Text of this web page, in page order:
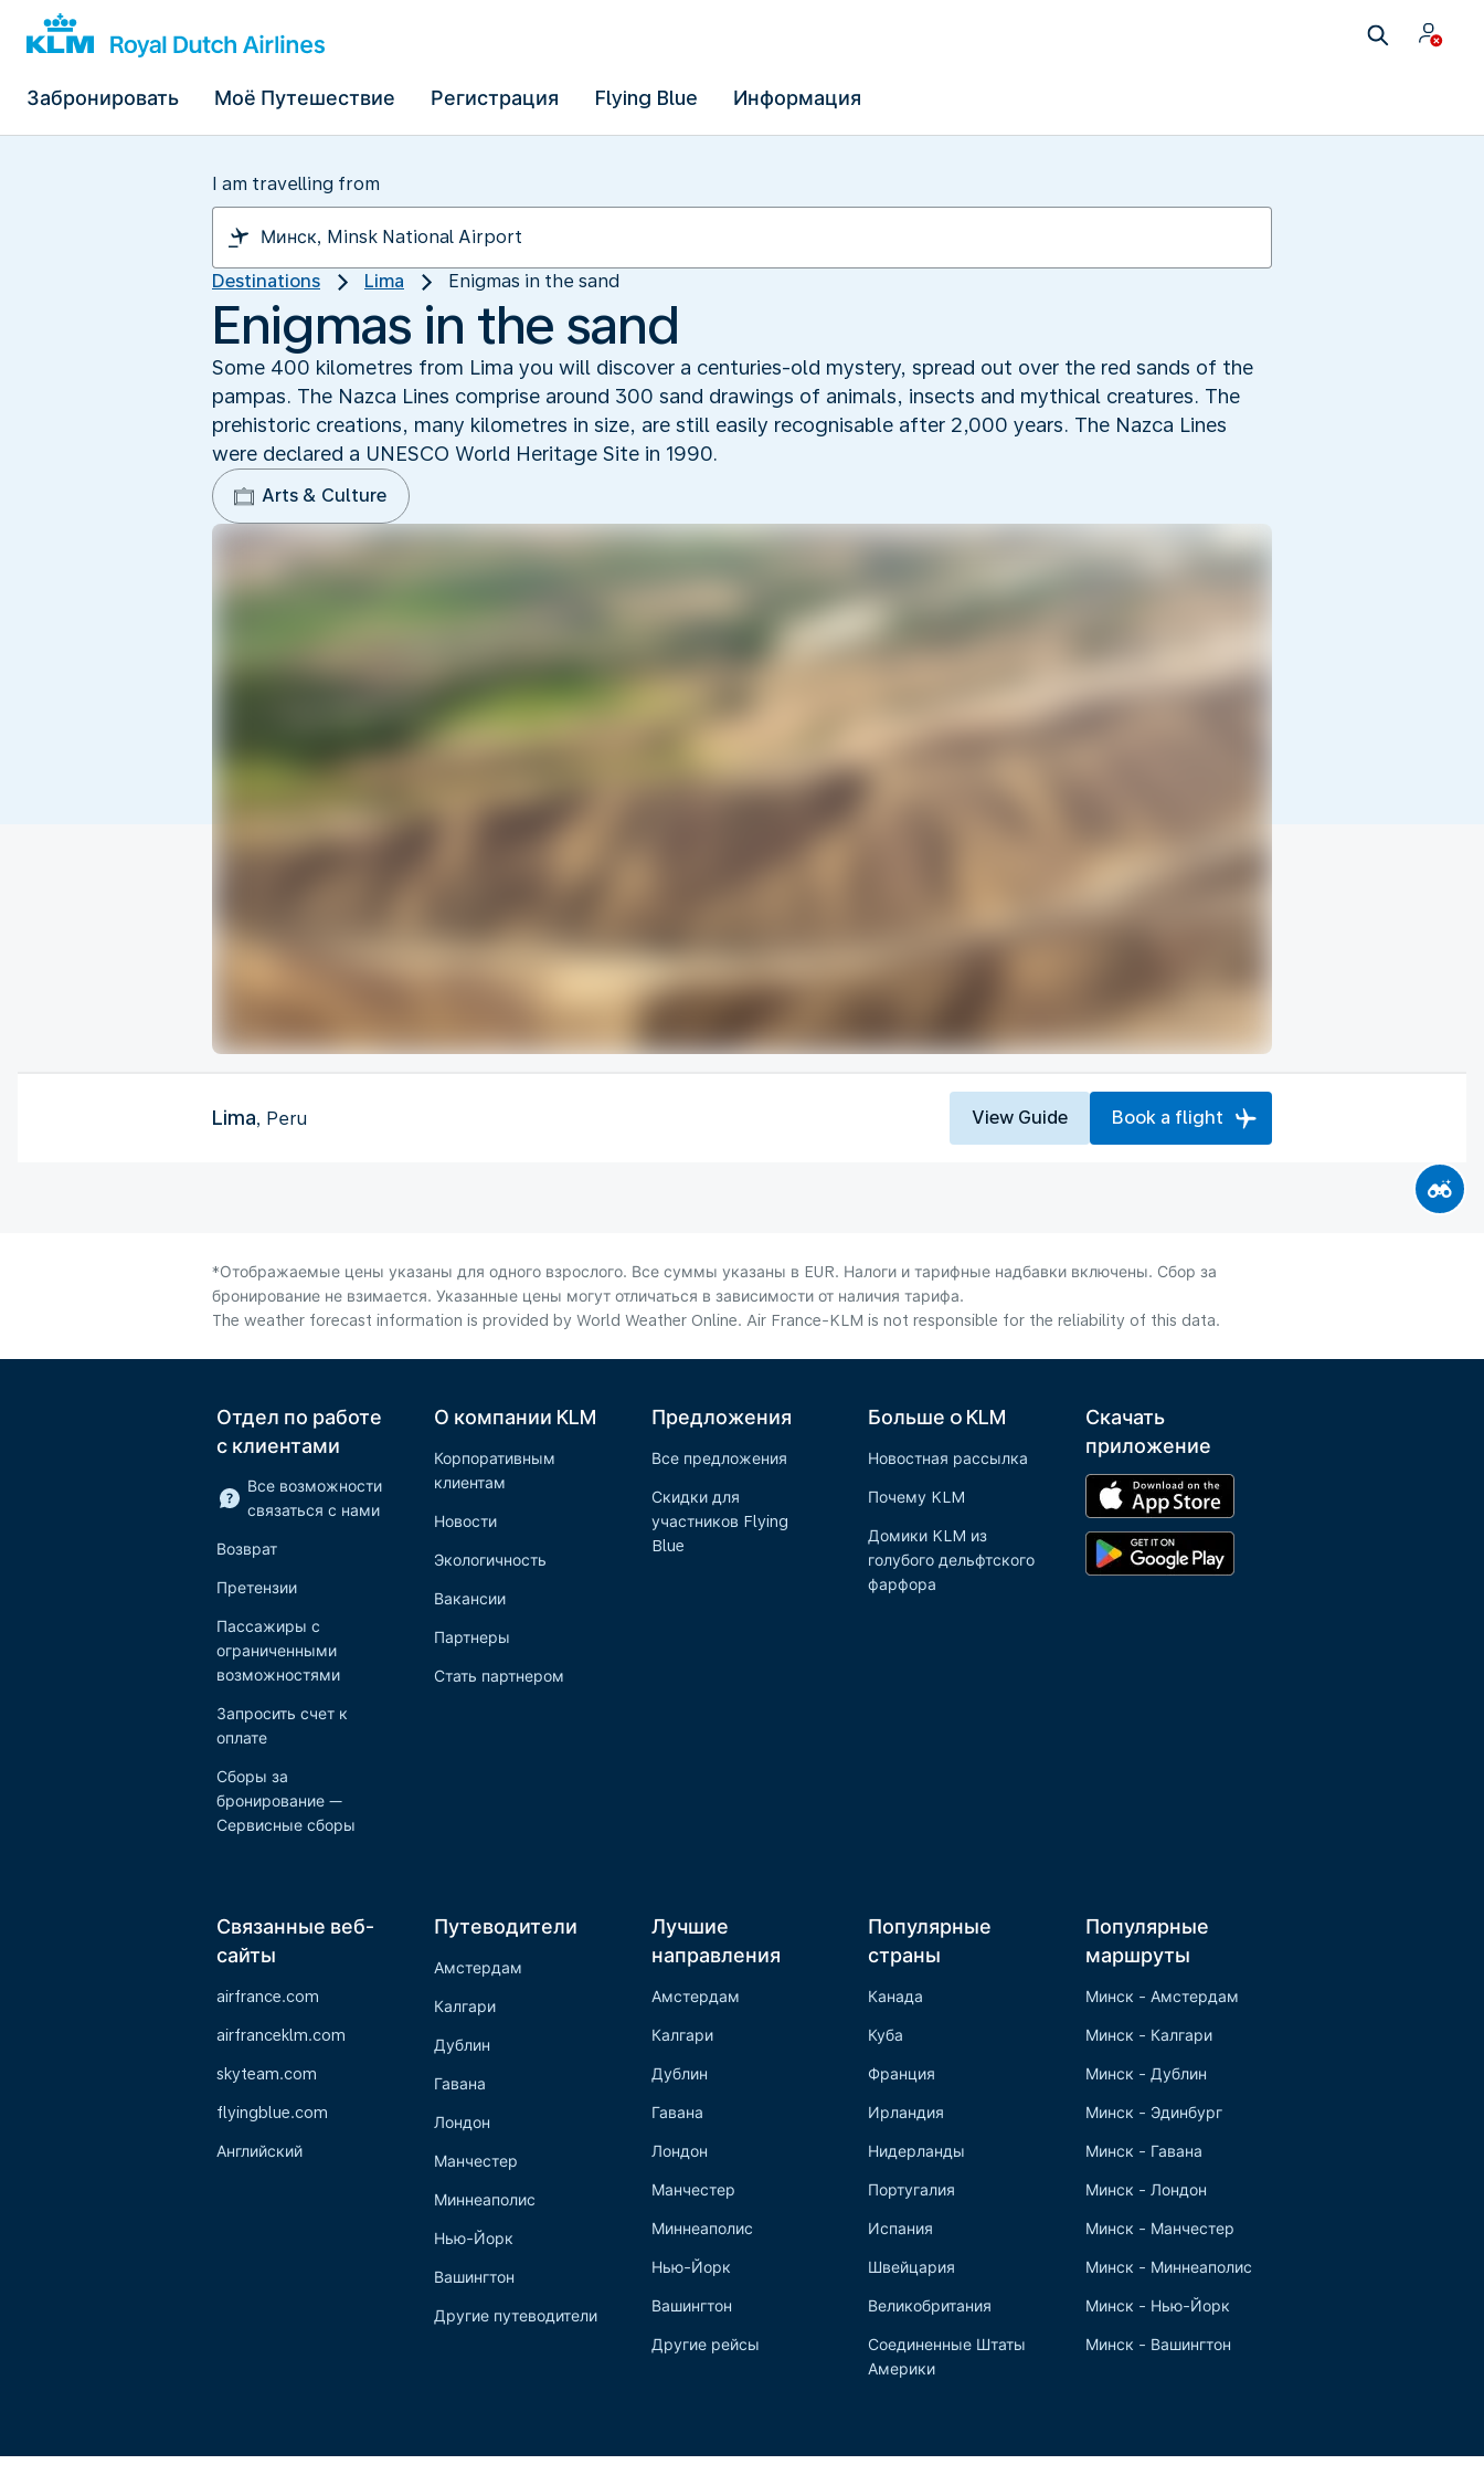
Забронировать Моё Путешествие Регистрация Flying Blue Информация
I am travelling from
Destinations Lima Enigmas in the sand
Enigmas in the sand
Some 400 kilometres from Lima you will discover a centuries-old mystery, spread out over the red sands of the
pampas. The Nazca Lines comprise around 300 sand drawings of animals, insects and mythical creatures. The
prehistoric creations, many kilometres in size, are still easily recognisable after 2,000 years. The Nazca Lines
were declared a UNESCO World Heritage Site in 1990.
Arts & Culture
Lima, Peru View Guide Book a flight
*Отображаемые цены указаны для одного взрослого. Все суммы указаны в EUR. Налоги и тарифные надбавки включены. Сбор за
бронирование не взимается. Указанные цены могут отличаться в зависимости от наличия тарифа.
The weather forecast information is provided by World Weather Online. Air France-KLM is not responsible for the reliability of this data.
Отдел по работе
с клиентами
Все возможности
связаться с нами
Возврат
Претензии
Пассажиры с
ограниченными
возможностями
Запросить счет к
оплате
Сборы за
бронирование —
Сервисные сборы
О компании KLM
Корпоративным
клиентам
Новости
Экологичность
Вакансии
Партнеры
Стать партнером
Предложения
Все предложения
Скидки для
участников Flying
Blue
Больше o KLM
Новостная рассылка
Почему KLM
Домики KLM из
голубого дельфтского
фарфора
Скачать
приложение
Связанные веб-
сайты
airfrance.com
airfranceklm.com
skyteam.com
flyingblue.com
Английский
Путеводители
Амстердам
Калгари
Дублин
Гавана
Лондон
Манчестер
Миннеаполис
Нью-Йорк
Вашингтон
Другие путеводители
Лучшие
направления
Амстердам
Калгари
Дублин
Гавана
Лондон
Манчестер
Миннеаполис
Нью-Йорк
Вашингтон
Другие рейсы
Популярные
страны
Канада
Куба
Франция
Ирландия
Нидерланды
Португалия
Испания
Швейцария
Великобритания
Соединенные Штаты
Америки
Популярные
маршруты
Минск - Амстердам
Минск - Калгари
Минск - Дублин
Минск - Эдинбург
Минск - Гавана
Минск - Лондон
Минск - Манчестер
Минск - Миннеаполис
Минск - Нью-Йорк
Минск - Вашингтон